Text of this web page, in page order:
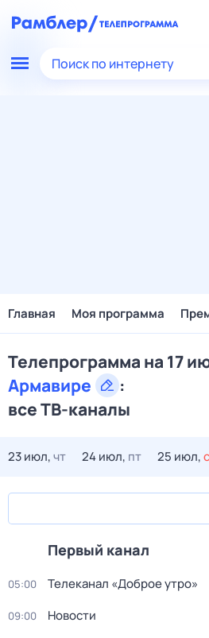
Поиск по интернету
Главная Моя программа
Телепрограмма на 17
Армавире
:
все ТВ-каналы
23 июл,чт 24 июл, пт 25 июл,
Первый канал
05:00 Телеканал «Доброе утро»
09:00 Новости